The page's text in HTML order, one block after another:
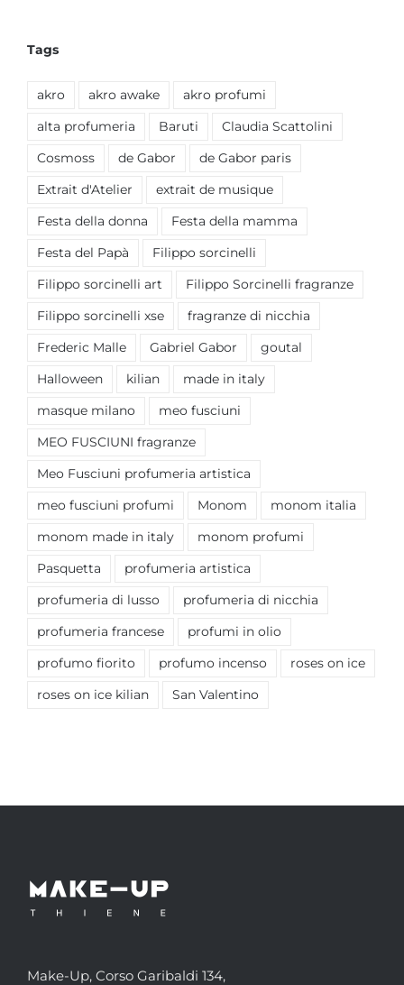
Tags
akro akro awake akro profumi
alta profumeria Baruti Claudia Scattolini
Cosmoss de Gabor de Gabor paris
Extrait d'Atelier extrait de musique
Festa della donna Festa della mamma
Festa del Papà Filippo sorcinelli
Filippo sorcinelli art Filippo Sorcinelli fragranze
Filippo sorcinelli xse fragranze di nicchia
Frederic Malle Gabriel Gabor goutal
Halloween kilian made in italy
masque milano meo fusciuni
MEO FUSCIUNI fragranze
Meo Fusciuni profumeria artistica
meo fusciuni profumi Monom monom italia
monom made in italy monom profumi
Pasquetta profumeria artistica
profumeria di lusso profumeria di nicchia
profumeria francese profumi in olio
profumo fiorito profumo incenso roses on ice
roses on ice kilian San Valentino
Make-Up, Corso Garibaldi 134,